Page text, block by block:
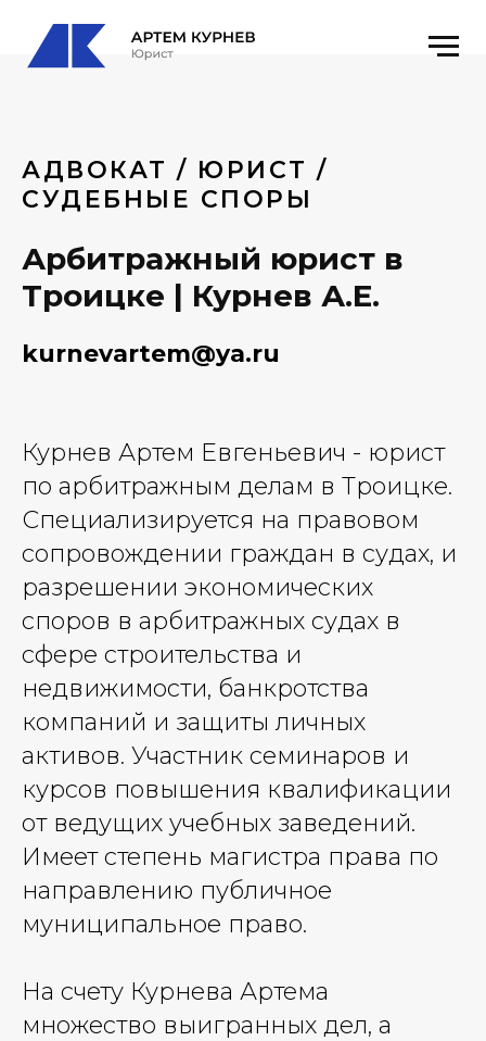
АДВОКАТ / ЮРИСТ /
СУДЕБНЫЕ СПОРЫ
Арбитражный юрист в
Троицке | Курнев А.Е.
kurnevartem@ya.ru
Курнев Артем Евгеньевич - юрист
по арбитражным делам в Троицке.
Специализируется на правовом
сопровождении граждан в судах, и
разрешении экономических
споров в арбитражных судах в
сфере строительства и
недвижимости, банкротства
компаний и защиты личных
активов. Участник семинаров и
курсов повышения квалификации
от ведущих учебных заведений.
Имеет степень магистра права по
направлению публичное
муниципальное право.
На счету Курнева Артема
множество выигранных дел, а